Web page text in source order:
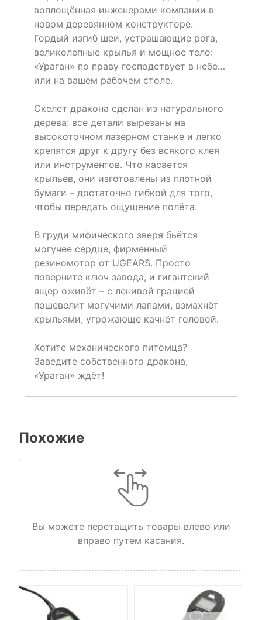
воплощённая инженерами компании в
новом деревянном конструкторе.
Гордый изгиб шеи, устрашающие рога,
великолепные крылья и мощное тело:
«Ураган» по праву господствует в небе…
или на вашем рабочем столе.
Скелет дракона сделан из натурального
дерева: все детали вырезаны на
высокоточном лазерном станке и легко
крепятся друг к другу без всякого клея
или инструментов. Что касается
крыльев, они изготовлены из плотной
бумаги – достаточно гибкой для того,
чтобы передать ощущение полёта.
В груди мифического зверя бьётся
могучее сердце, фирменный
резиномотор от UGEARS. Просто
поверните ключ завода, и гигантский
ящер оживёт – с ленивой грацией
пошевелит могучими лапами, взмахнёт
крыльями, угрожающе качнёт головой.
Хотите механического питомца?
Заведите собственного дракона,
«Ураган» ждёт!
Похожие
Вы можете перетащить товары влево или
вправо путем касания.